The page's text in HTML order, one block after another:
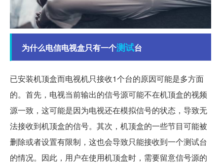
为什么电信电视盒只有一个测试台
已安装机顶盒而电视机只接收1个台的原因可能是多方面
的。首先，电视当前输出的信号源可能不在机顶盒的视频
源一致，这可能是因为电视还在模拟信号的状态，导致无
法接收到机顶盒的信号。其次，机顶盒的一些节目可能被
删除或者设置有限制，这也会导致只能接收到一个测试台
的情况。因此，用户在使用机顶盒时，需要留意信号源的